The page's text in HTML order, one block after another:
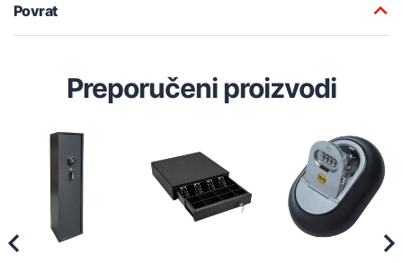
Povrat
Preporučeni proizvodi